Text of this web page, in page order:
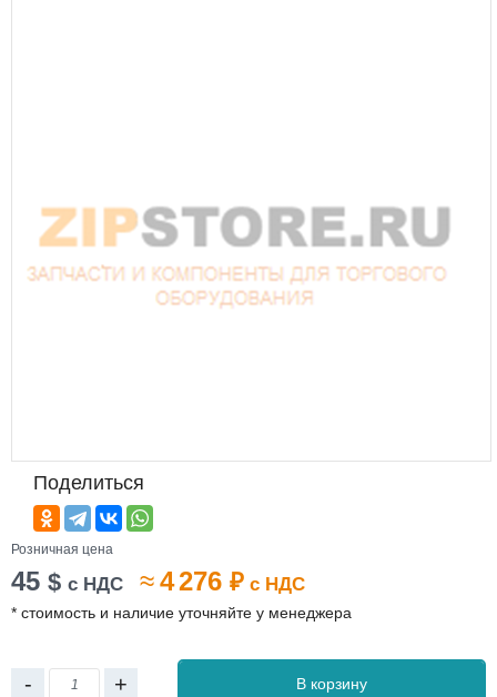
Поделиться
Розничная цена
45 $ с НДС ≈4 276 ₽ с НДС
* стоимость и наличие уточняйте у менеджера
- + В корзину